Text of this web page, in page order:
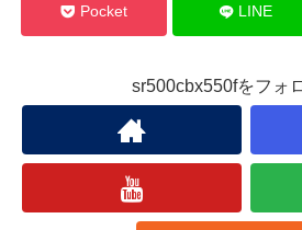
Pocket LINE
sr500cbx550fをフォ